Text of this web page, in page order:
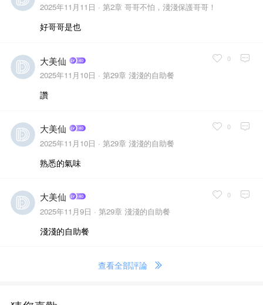
2025年11月11日 ·第2章 哥哥不怕，淺淺保護哥哥！
好哥哥是也
大美仙
2025年11月10日 ·第29章 淺淺的自助餐
0
讚
大美仙
2025年11月10日 ·第29章 淺淺的自助餐
0
熟悉的氣味
大美仙
2025年11月9日 ·第29章 淺淺的自助餐
0
淺淺的自助餐
查看全部評論